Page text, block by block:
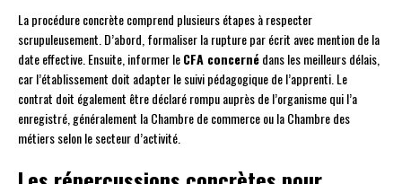
La procédure concrète comprend plusieurs étapes à respecter
scrupuleusement. D’abord, formaliser la rupture par écrit avec mention de la
date effective. Ensuite, informer leCFA concernédans les meilleurs délais,
car l’établissement doit adapter le suivi pédagogique de l’apprenti. Le
contrat doit également être déclaré rompu auprès de l’organisme qui l’a
enregistré, généralement la Chambre de commerce ou la Chambre des
métiers selon le secteur d’activité.